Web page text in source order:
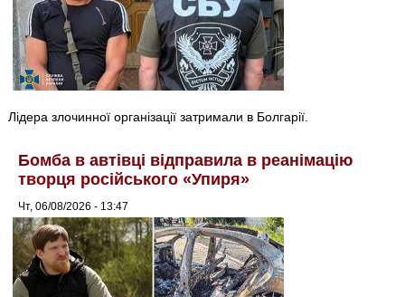
Лідера злочинної організації затримали в Болгарії.
Бомба в автівці відправила в реанімацію
творця російського «Упиря»
Чт, 06/08/2026 - 13:47